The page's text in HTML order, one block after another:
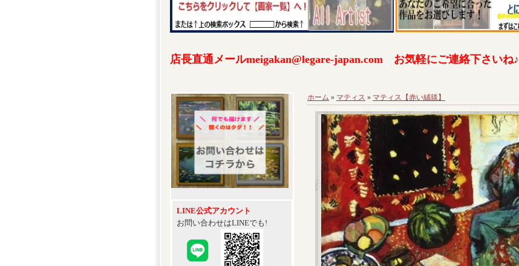
店長直通メールmeigakan@legare-japan.com お気軽にご連絡下さいね♪
LINE公式アカウント
お問い合わせはLINEでも!
ホーム » マティス » マティス【赤い絨毯】